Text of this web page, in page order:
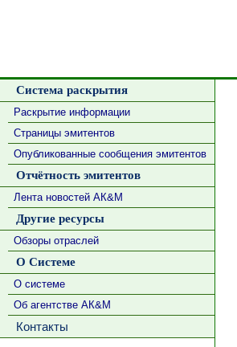
Система раскрытия
Раскрытие информации
Страницы эмитентов
Опубликованные сообщения эмитентов
Отчётность эмитентов
Лента новостей АК&М
Другие ресурсы
Обзоры отраслей
О Системе
О системе
Об агентстве АК&М
Контакты